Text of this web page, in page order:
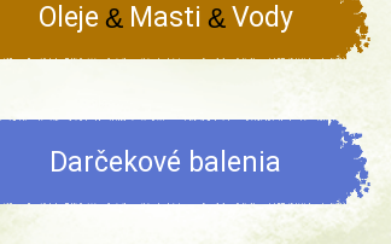
Oleje & Masti & Vody
Darčekové balenia